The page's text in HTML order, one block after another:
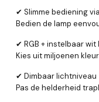
✔ Slimme bediening
Bedien de lamp
✔ RGB + instelbaar wit
Kies uit miljoenen
✔ Dimbaar lichtniveau
Pas de helderheid